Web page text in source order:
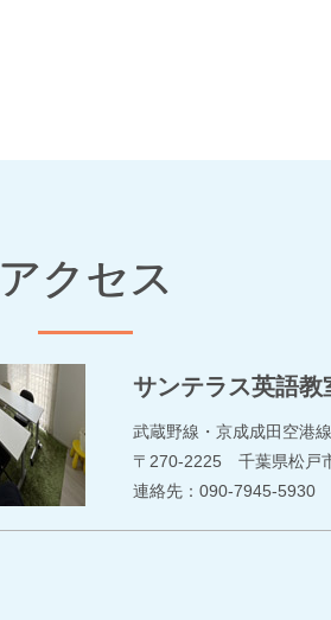
アクセス
サンテラス英語教
武蔵野線・京成成田空港
〒270-2225 千葉県松戸
連絡先：090-7945-5930